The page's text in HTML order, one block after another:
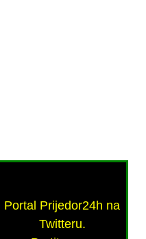
Portal Prijedor24h na
Twitteru.